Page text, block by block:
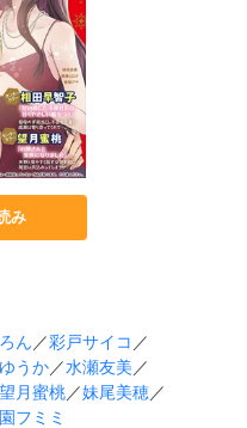
み
ん ／彩戸サイコ ／
うか／水瀬友美 ／
望月蜜桃／妹尾美穂／
フミミ